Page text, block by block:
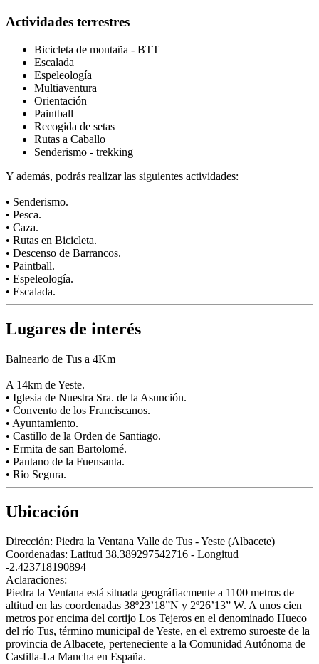
Actividades terrestres
Bicicleta de montaña - BTT
Escalada
Espeleología
Multiaventura
Orientación
Paintball
Recogida de setas
Rutas a Caballo
Senderismo - trekking
Y además, podrás realizar las siguientes actividades:
• Senderismo.
• Pesca.
• Caza.
• Rutas en Bicicleta.
• Descenso de Barrancos.
• Paintball.
• Espeleología.
• Escalada.
Lugares de interés
Balneario de Tus a 4Km
A 14km de Yeste.
• Iglesia de Nuestra Sra. de la Asunción.
• Convento de los Franciscanos.
• Ayuntamiento.
• Castillo de la Orden de Santiago.
• Ermita de san Bartolomé.
• Pantano de la Fuensanta.
• Rio Segura.
Ubicación
Dirección: Piedra la Ventana Valle de Tus - Yeste (Albacete)
Coordenadas: Latitud 38.389297542716 - Longitud
-2.423718190894
Aclaraciones:
Piedra la Ventana está situada geográfiacmente a 1100 metros de
altitud en las coordenadas 38º23’18”N y 2º26’13” W. A unos cien
metros por encima del cortijo Los Tejeros en el denominado Hueco
del río Tus, término municipal de Yeste, en el extremo suroeste de la
provincia de Albacete, perteneciente a la Comunidad Autónoma de
Castilla-La Mancha en España.